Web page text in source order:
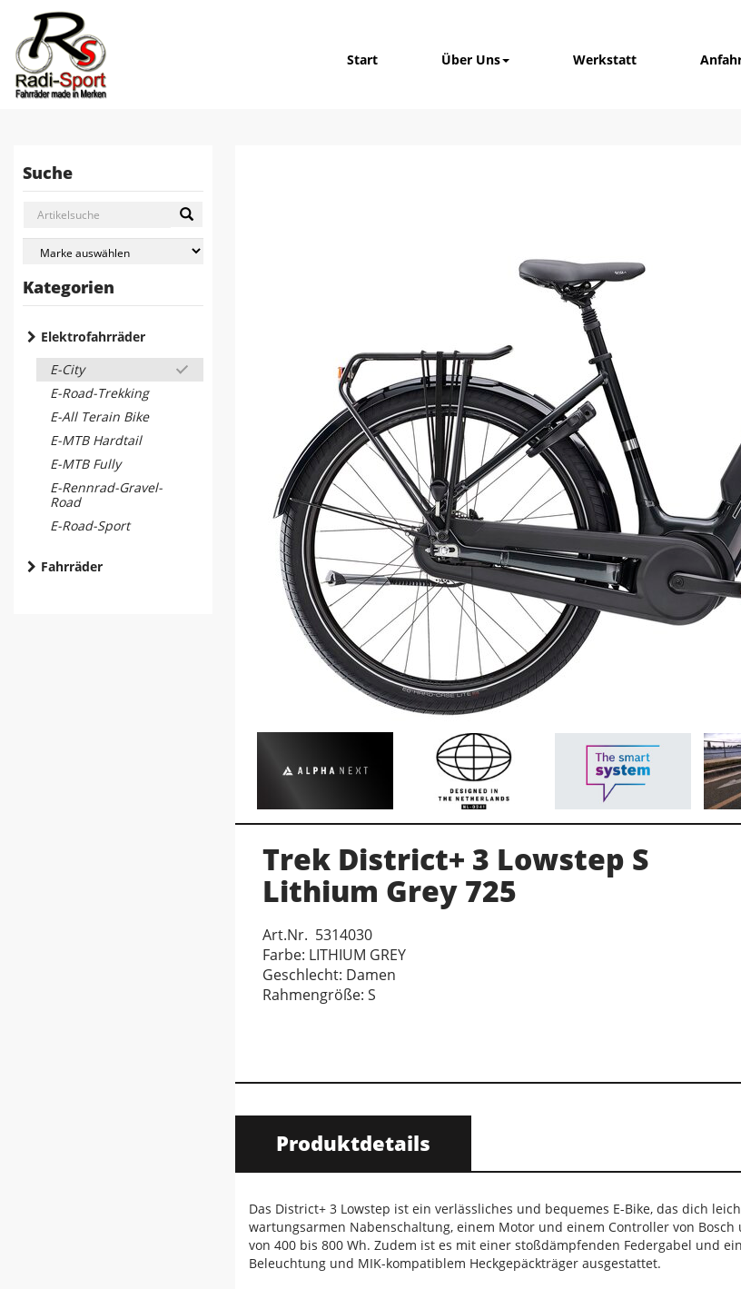
Start Über Uns Werkstatt
Suche
Kategorien
Elektrofahrräder
E-City
E-Road-Trekking
E-All Terain Bike
E-MTB Hardtail
E-MTB Fully
E-Rennrad-Gravel-
Road
E-Road-Sport
Fahrräder
Trek District+ 3 Lowstep S
Lithium Grey 725
Art.Nr. 5314030
Farbe: LITHIUM GREY
Geschlecht: Damen
Rahmengröße: S
Produktdetails
Das District+ 3 Lowstep ist ein verlässliches und bequemes E-Bike, das dich
wartungsarmen Nabenschaltung, einem Motor und einem Controller von
von 400 bis 800 Wh. Zudem ist es mit einer stoßdämpfenden Federgabel und
Beleuchtung und MIK-kompatiblem Heckgepäckträger ausgestattet.